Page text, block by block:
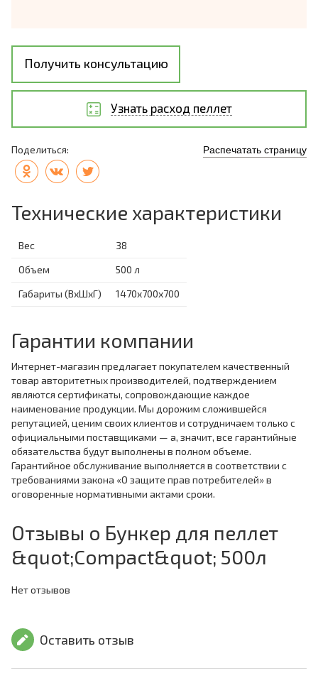
Получить консультацию
Узнать расход пеллет
Поделиться: Распечатать страницу
Технические характеристики
Вес
38
Объем
500 л
Габариты (ВхШхГ)
1470x700x700
Гарантии компании
Интернет-магазин предлагает покупателем качественный
товар авторитетных производителей, подтверждением
являются сертификаты, сопровождающие каждое
наименование продукции. Мы дорожим сложившейся
репутацией, ценим своих клиентов и сотрудничаем только с
официальными поставщиками — а, значит, все гарантийные
обязательства будут выполнены в полном объеме.
Гарантийное обслуживание выполняется в соответствии с
требованиями закона «О защите прав потребителей» в
оговоренные нормативными актами сроки.
Отзывы о Бункер для пеллет
&quot;Compact&quot; 500л
Нет отзывов
Оставить отзыв